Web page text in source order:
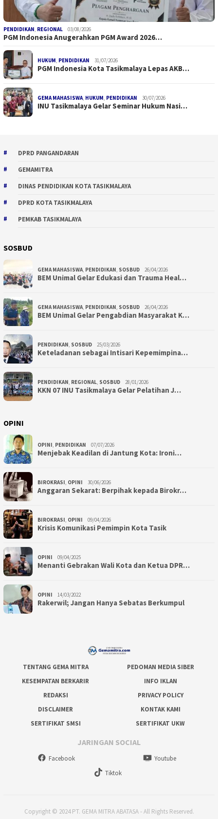
PENDIDIKAN REGIONAL 03/08/2026
PGM Indonesia Anugerahkan PGM Award 2026…
HUKUM PENDIDIKAN 31/07/2026
PGM Indonesia Kota Tasikmalaya Lepas AKB…
GEMA MAHASISWA HUKUM PENDIDIKAN 30/07/2026
INU Tasikmalaya Gelar Seminar Hukum Nasi…
DPRD PANGANDARAN
GEMAMITRA
DINAS PENDIDIKAN KOTA TASIKMALAYA
DPRD KOTA TASIKMALAYA
PEMKAB TASIKMALAYA
SOSBUD
GEMA MAHASISWA PENDIDIKAN SOSBUD 26/04/2026
BEM Unimal Gelar Edukasi dan Trauma Heal…
GEMA MAHASISWA PENDIDIKAN SOSBUD 26/04/2026
BEM Unimal Gelar Pengabdian Masyarakat K…
PENDIDIKAN SOSBUD 25/03/2026
Keteladanan sebagai Intisari Kepemimpina…
PENDIDIKAN REGIONAL SOSBUD 28/01/2026
KKN 07 INU Tasikmalaya Gelar Pelatihan J…
OPINI
OPINI PENDIDIKAN 07/07/2026
Menjebak Keadilan di Jantung Kota: Ironi…
BIROKRASI OPINI 30/06/2026
Anggaran Sekarat: Berpihak kepada Birokr…
BIROKRASI OPINI 09/04/2026
Krisis Komunikasi Pemimpin Kota Tasik
OPINI 09/04/2025
Menanti Gebrakan Wali Kota dan Ketua DPR…
OPINI 14/03/2022
Rakerwil; Jangan Hanya Sebatas Berkumpul
TENTANG GEMA MITRA
PEDOMAN MEDIA SIBER
KESEMPATAN BERKARIR
INFO IKLAN
REDAKSI
PRIVACY POLICY
DISCLAIMER
KONTAK KAMI
SERTIFIKAT SMSI
SERTIFIKAT UKW
JARINGAN SOCIAL
Facebook
Youtube
Tiktok
Copyright © 2024 PT. GEMA MITRA ABATASA - All Rights Reserved.